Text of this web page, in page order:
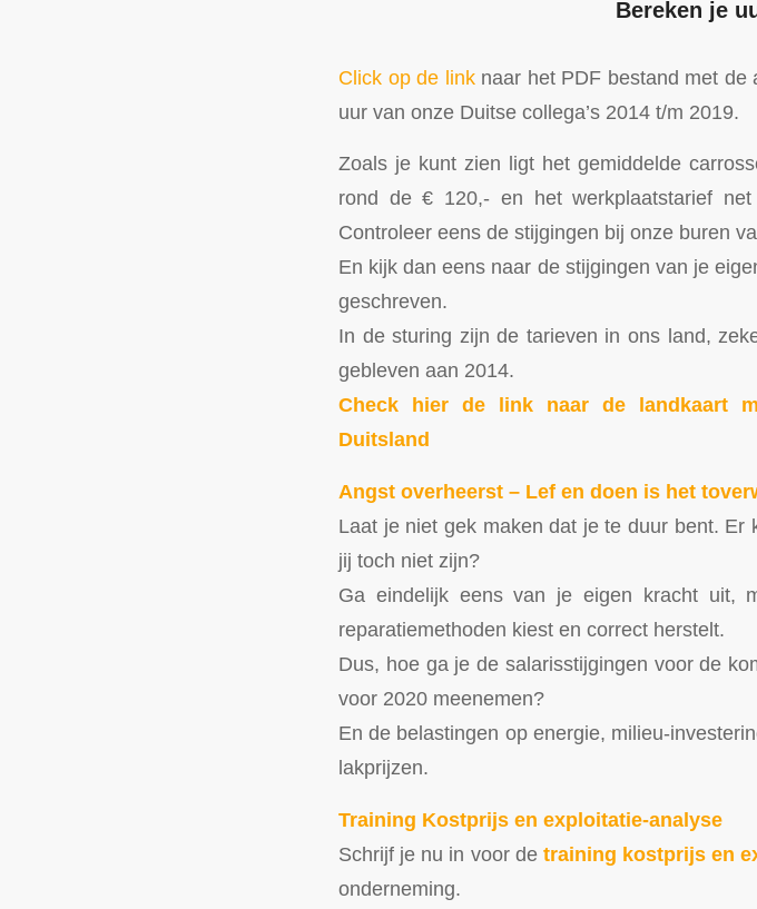
Bereken je
Click op de linknaar het PDF bestand met de
uur van onze Duitse collega’s 2014 t/m 2019.
Zoals je kunt zien ligt het gemiddelde
rond de € 120,- en het werkplaatstarief
Controleer eens de stijgingen bij onze buren
En kijk dan eens naar de stijgingen van je
geschreven.
In de sturing zijn de tarieven in ons land,
gebleven aan 2014.
Check hier de link naar de landkaart
Duitsland
Angst overheerst – Lef en doen is het
Laat je niet gek maken dat je te duur bent.
jij toch niet zijn?
Ga eindelijk eens van je eigen kracht uit,
reparatiemethoden kiest en correct herstelt.
Dus, hoe ga je de salarisstijgingen voor de
voor 2020 meenemen?
En de belastingen op energie, milieu-
lakprijzen.
Training Kostprijs en exploitatie-analyse
Schrijf je nu in voor de training kostprijs en
onderneming.